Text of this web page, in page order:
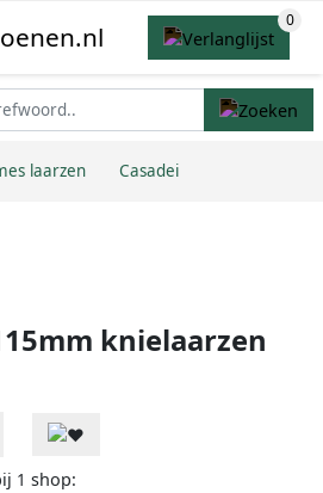
laarzen Casadei
knielaarzen
1 shop: